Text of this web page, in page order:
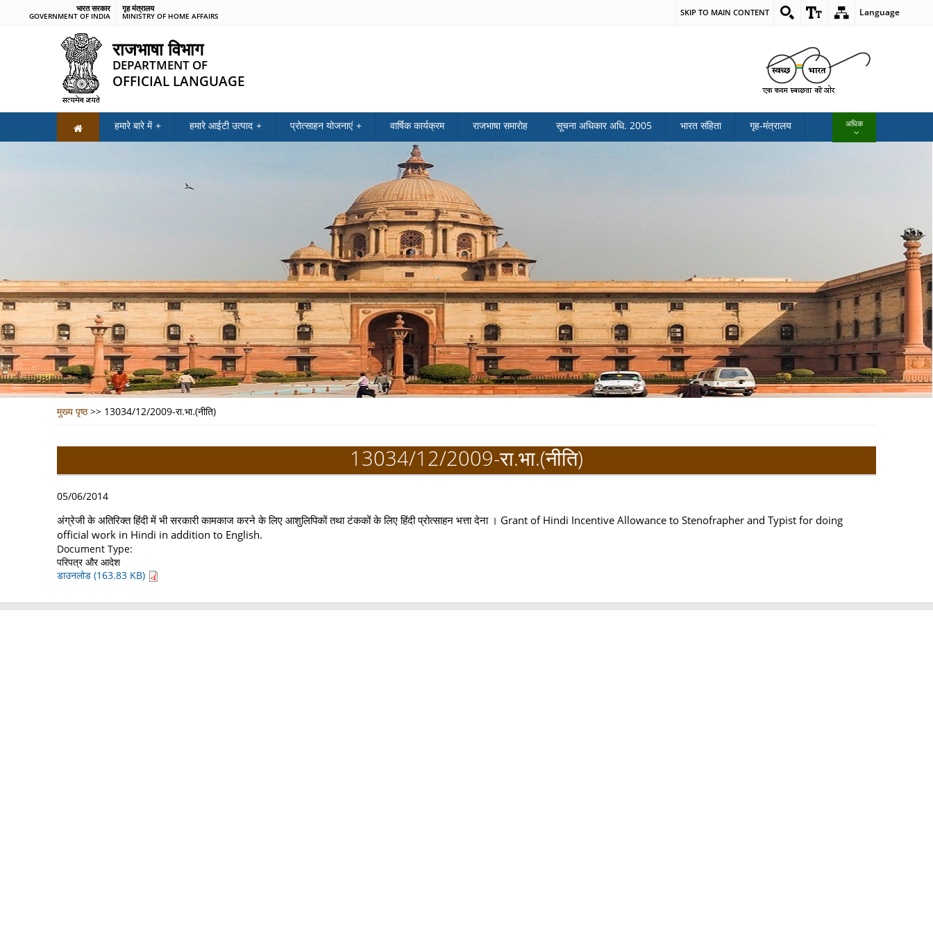
भारत सरकार
GOVERNMENT OF INDIA
गृह मंत्रालय
MINISTRY OF HOME AFFAIRS SKIP TO MAIN CONTENT Language
राजभाषा विभाग
DEPARTMENT OF
OFFICIAL LANGUAGE
हमारे बारे में हमारे आईटी उत्पाद प्रोत्साहन योजनाएं वार्षिक कार्यक्रम राजभाषा समारोह सूचना अधिकार अधि. 2005 भारत संहिता गृह-मंत्रालय अधिक
मुख्य पृष्ठ >> 13034/12/2009-रा.भा.(नीति)
13034/12/2009-रा.भा.(नीति)
05/06/2014
अंग्रेजी के अतिरिक्त हिंदी में भी सरकारी कामकाज करने के लिए आशुलिपिकों तथा टंककों के लिए हिंदी प्रोत्साहन भत्ता देना । Grant of Hindi Incentive Allowance to Stenofrapher and Typist for doing
official work in Hindi in addition to English.
Document Type:
परिपत्र और आदेश
डाउनलोड (163.83 KB)